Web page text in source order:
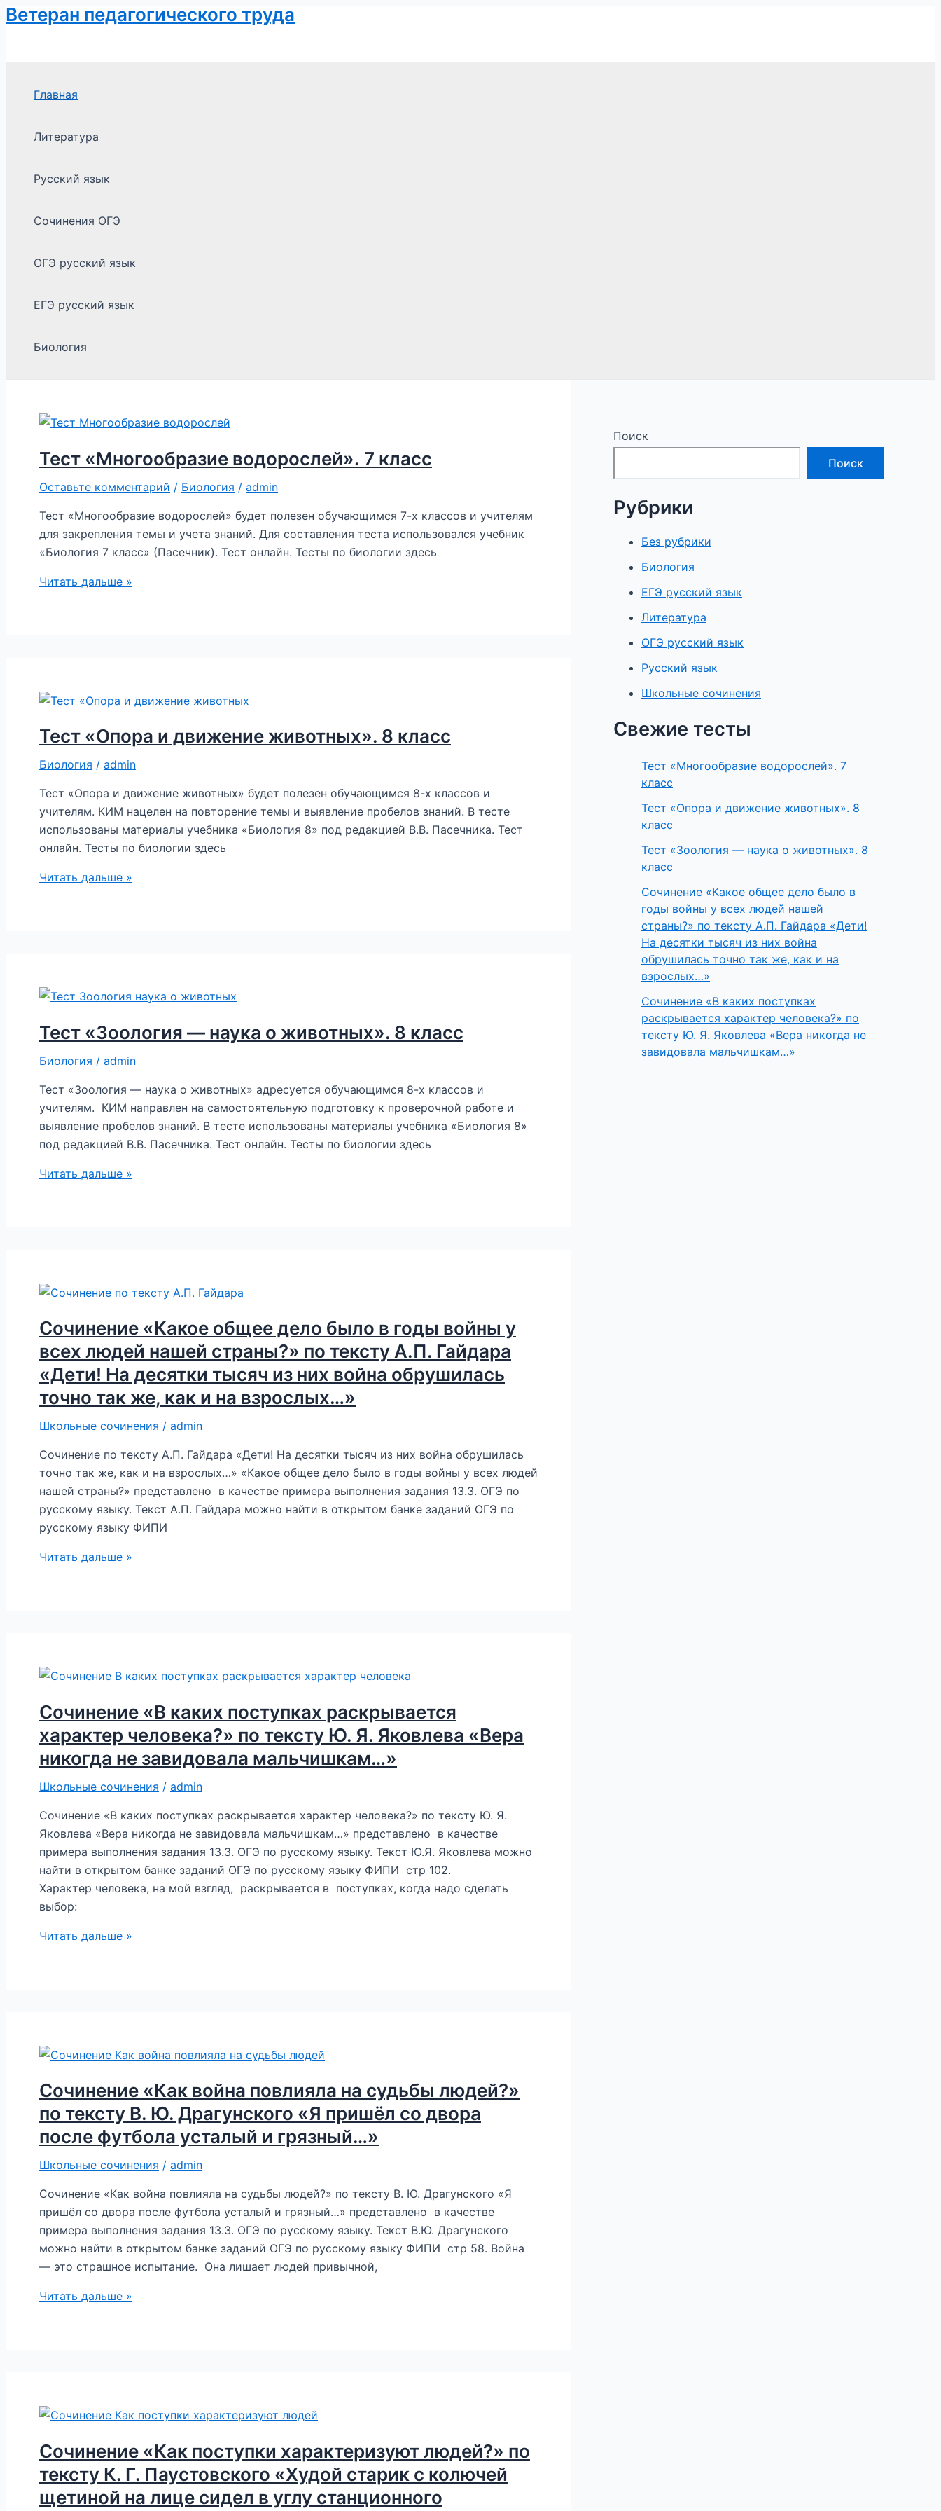
Перейти
Ветеран педагогического труда
Главная
Литература
Русский язык
Сочинения ОГЭ
ОГЭ русский язык
ЕГЭ русский язык
Биология
Тест «Многообразие водорослей». 7 класс
Оставьте комментарий / Биология / admin
Тест «Многообразие водорослей» будет полезен обучающимся 7-х классов и учителям
для закрепления темы и учета знаний. Для составления теста использовался учебник
«Биология 7 класс» (Пасечник). Тест онлайн. Тесты по биологии здесь
Тест
Читать дальше »
Тест «Опора и движение животных». 8 класс
Биология / admin
Тест «Опора и движение животных» будет полезен обучающимся 8-х классов и
учителям. КИМ нацелен на повторение темы и выявление пробелов знаний. В тесте
использованы материалы учебника «Биология 8» под редакцией В.В. Пасечника. Тест
онлайн. Тесты по биологии здесь
Тест
класс
Читать дальше »
Тест «Зоология — наука о животных». 8 класс
Биология / admin
Тест «Зоология — наука о животных» адресуется обучающимся 8-х классов и
учителям. КИМ направлен на самостоятельную подготовку к проверочной работе и
выявление пробелов знаний. В тесте использованы материалы учебника «Биология 8»
под редакцией В.В. Пасечника. Тест онлайн. Тесты по биологии здесь
Тест
8
класс
Читать дальше »
Сочинение «Какое общее дело было в годы войны у
всех людей нашей страны?» по тексту А.П. Гайдара
«Дети! На десятки тысяч из них война обрушилась
точно так же, как и на взрослых…»
Школьные сочинения / admin
Сочинение по тексту А.П. Гайдара «Дети! На десятки тысяч из них война обрушилась
точно так же, как и на взрослых…» «Какое общее дело было в годы войны у всех людей
нашей страны?» представлено в качестве примера выполнения задания 13.3. ОГЭ по
русскому языку. Текст А.П. Гайдара можно найти в открытом банке заданий ОГЭ по
русскому языку ФИПИ
Сочинение
годы
войны
у
всех
людей
нашей
по
тексту
А.П.
Гайдара
«Дети!
На
десятки
из
же,
и
на
взрослых…»
Читать дальше »
Сочинение «В каких поступках раскрывается
характер человека?» по тексту Ю. Я. Яковлева «Вера
никогда не завидовала мальчишкам…»
Школьные сочинения / admin
Сочинение «В каких поступках раскрывается характер человека?» по тексту Ю. Я.
Яковлева «Вера никогда не завидовала мальчишкам…» представлено в качестве
примера выполнения задания 13.3. ОГЭ по русскому языку. Текст Ю.Я. Яковлева можно
найти в открытом банке заданий ОГЭ по русскому языку ФИПИ стр 102.
Характер человека, на мой взгляд, раскрывается в поступках, когда надо сделать
выбор:
Сочинение
человека?»
по
тексту
Ю.
Я.
Яковлева
никогда
не
завидовала
мальчишкам…»
Читать дальше »
Сочинение «Как война повлияла на судьбы людей?»
по тексту В. Ю. Драгунского «Я пришёл со двора
после футбола усталый и грязный…»
Школьные сочинения / admin
Сочинение «Как война повлияла на судьбы людей?» по тексту В. Ю. Драгунского «Я
пришёл со двора после футбола усталый и грязный…» представлено в качестве
примера выполнения задания 13.3. ОГЭ по русскому языку. Текст В.Ю. Драгунского
можно найти в открытом банке заданий ОГЭ по русскому языку ФИПИ стр 58. Война
— это страшное испытание. Она лишает людей привычной,
Сочинение
людей?»
по
тексту
В.
Ю.
Драгунского
Читать дальше »
Сочинение «Как поступки характеризуют людей?» по
тексту К. Г. Паустовского «Худой старик с колючей
щетиной на лице сидел в углу станционного
Поиск
Поиск
Рубрики
Без рубрики
Биология
ЕГЭ русский язык
Литература
ОГЭ русский язык
Русский язык
Школьные сочинения
Свежие тесты
Тест «Многообразие водорослей». 7
класс
Тест «Опора и движение животных». 8
класс
Тест «Зоология — наука о животных». 8
класс
Сочинение «Какое общее дело было в
годы войны у всех людей нашей
страны?» по тексту А.П. Гайдара «Дети!
На десятки тысяч из них война
обрушилась точно так же, как и на
взрослых…»
Сочинение «В каких поступках
раскрывается характер человека?» по
тексту Ю. Я. Яковлева «Вера никогда не
завидовала мальчишкам…»